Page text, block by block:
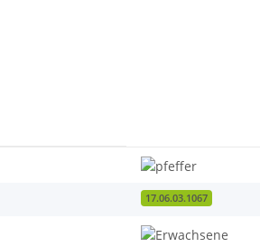
17.06.03.1067